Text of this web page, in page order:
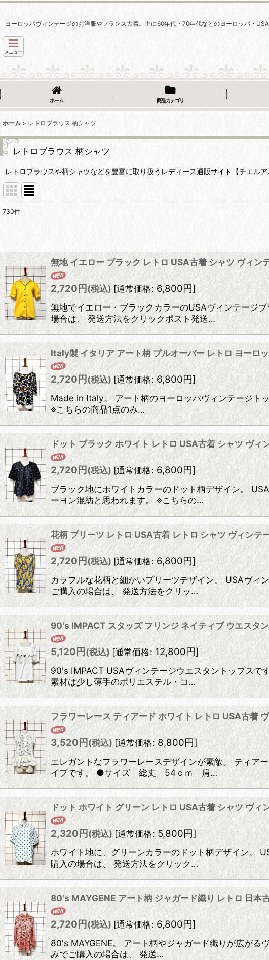
ヨーロッパヴィンテージのお洋服やフランス古着。主に60年代・70年代などのヨーロッパ・
メニュー
ホーム 商品カテゴリ
ホーム > レトロブラウス 柄シャツ
レトロブラウス 柄シャツ
レトロブラウスや柄シャツなどを豊富に取り扱うレディース通販サイト【チエルア
並び順:
730件
無地 イエロー ブラック レトロ USA古着 シャツ ヴィン
2,720円(税込) [通常価格: 6,800円]
無地でイエロー・ブラックカラーのUSAヴィンテージ
場合は、 発送方法をクリックポスト発送…
Italy製 イタリア アート柄 プルオーバー レトロ ヨーロ
2,720 円(税込) [通常価格: 6,800円]
Made in Italy。 アート柄のヨーロッパヴィンテージト
※こちらの商品1点のみ…
ドット ブラック ホワイト レトロ USA古着 シャツ ヴィ
2,720 円(税込) [通常価格: 6,800円]
ブラック地にホワイトカラーのドット柄デザイン。
ーヨン混紡と思われます。 ※こちらの…
花柄 プリーツ レトロ USA古着 レトロ シャツ ヴィンテ
2,720円(税込) [通常価格: 6,800円]
カラフルな花柄と細かいプリーツデザイン。 USAヴィ
ご購入の場合は、 発送方法をクリッ…
90's IMPACT スタッズ フリンジ ネイティブ ウエスタ
5,120円(税込) [通常価格: 12,800円]
90's IMPACT USAヴィンテージウエスタントップスで
素材は少し薄手のポリエステル・コ…
フラワーレース ティアード ホワイト レトロ USA古着
3,520円(税込) [通常価格: 8,800円]
エレガントなフラワーレースデザインが素敵。 ティア
イプです。 ●サイズ 総丈 54ｃｍ 肩…
ドット ホワイト グリーン レトロ USA古着 シャツ ヴィ
2,320円(税込) [通常価格: 5,800円]
ホワイト地に、グリーンカラーのドット柄デザイン。
購入の場合は、 発送方法をクリック…
80's MAYGENE アート柄 ジャガード織り レトロ 日本
2,720 円(税込) [通常価格: 6,800円]
80's MAYGENE。 アート柄やジャガード織りが広がる
みでご購入の場合は、 発送…